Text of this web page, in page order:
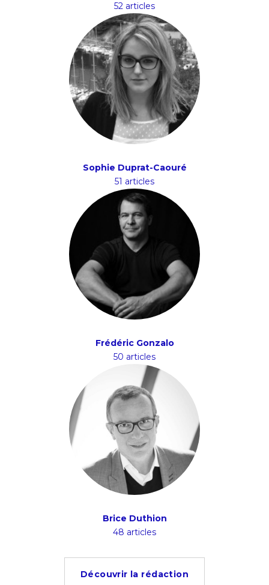
52 articles
Sophie Duprat-Caouré
51 articles
Frédéric Gonzalo
50 articles
Brice Duthion
48 articles
Découvrir la rédaction